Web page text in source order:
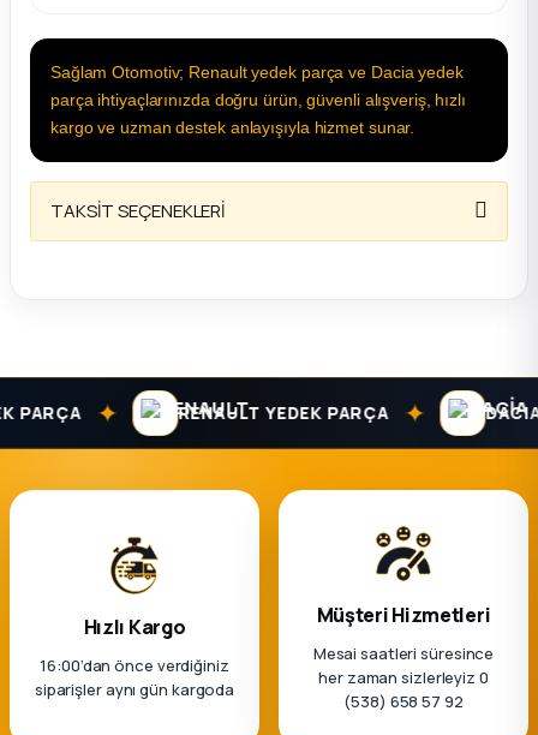
Sağlam Otomotiv; Renault yedek parça ve Dacia yedek
parça ihtiyaçlarınızda doğru ürün, güvenli alışveriş, hızlı
kargo ve uzman destek anlayışıyla hizmet sunar.
TAKSİT SEÇENEKLERİ
✦ RENAULT YEDEK PARÇA ✦ DACIA
Hızlı Kargo
16:00’dan önce verdiğiniz
siparişler aynı gün kargoda
Müşteri Hizmetleri
Mesai saatleri süresince
her zaman sizlerleyiz 0
(538) 658 57 92